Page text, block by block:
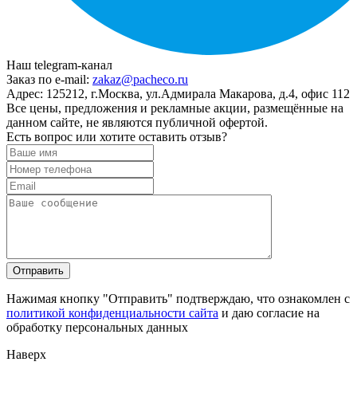
Наш telegram-канал
Заказ по e-mail: zakaz@pacheco.ru
Адрес: 125212, г.Москва, ул.Адмирала Макарова, д.4, офис 112
Все цены, предложения и рекламные акции, размещённые на
данном сайте, не являются публичной офертой.
Есть вопрос или хотите оставить отзыв?
Нажимая кнопку "Отправить" подтверждаю, что ознакомлен с
политикой конфиденциальности сайта и даю согласие на
обработку персональных данных
Наверх